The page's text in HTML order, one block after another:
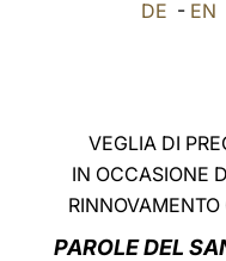
DE - EN
VEGLIA DI
IN OCCASIONE
PAROLE DEL